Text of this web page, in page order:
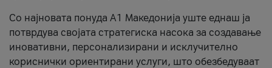
Со најновата понуда А1 Македонија уште еднаш ја
потврдува својата стратегиска насока за создавање
иновативни, персонализирани и исклучително
кориснички ориентирани услуги, што обезбедуваат